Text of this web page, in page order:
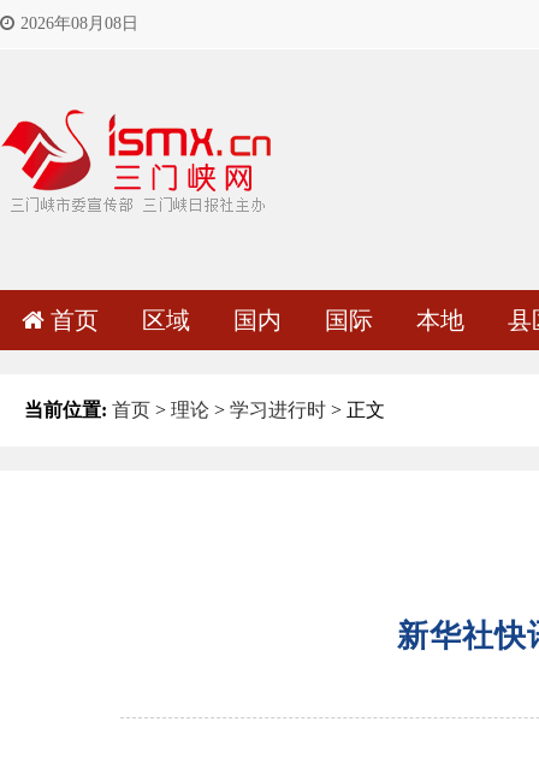
2026年08月08日
首页 区域 国内 国际 本地 县
当前位置: 首页 > 理论 > 学习进行时 > 正文
新华社快